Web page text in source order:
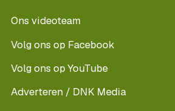
Ons videoteam
Volg ons op Facebook
Volg ons op YouTube
Adverteren / DNK Media